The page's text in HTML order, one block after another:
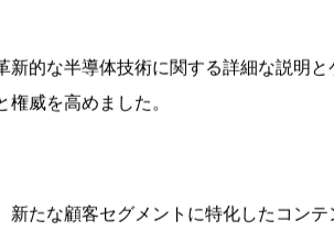
タを収集し、主要なキーワードとそ
トに設定しました。
査し、質の高いリンクを獲得してい